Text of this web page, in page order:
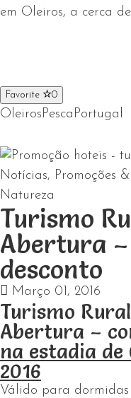
em Oleiros, a cerca
Favorite 0
OleirosPesca Portugal
Notícias, Promoções
Natureza
Turismo
Abertura –
desconto
Março 01, 2016
Turismo
Abertura –
na estadia de
2016
Válido para